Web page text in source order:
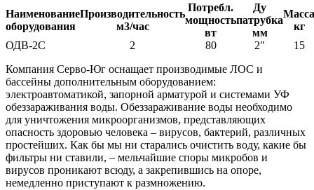
Наименование
оборудования
Производительность
м3/час
Потребл.
мощность
вт
Ду
патрубка
мм
Масса
кг
ОДВ-2С
2 80 2″
15
Компания Серво-Юг оснащает производимые ЛОС и
бассейны дополнительным оборудованием:
электроавтоматикой, запорной арматурой и системами УФ
обеззараживания воды. Обеззараживание воды необходимо
для уничтожения микроорганизмов, представляющих
опасность здоровью человека – вирусов, бактерий, различных
простейших. Как бы мы ни старались очистить воду, какие бы
фильтры ни ставили, – мельчайшие споры микробов и
вирусов проникают всюду, а закрепившись на опоре,
немедленно приступают к размножению.